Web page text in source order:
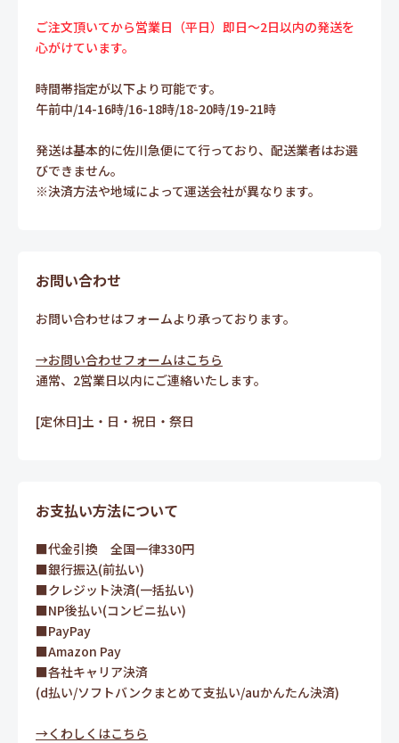
ご注文頂いてから営業日（平日）即日～2日以内の発送を
心がけています。
時間帯指定が以下より可能です。
午前中/14-16時/16-18時/18-20時/19-21時
発送は基本的に佐川急便にて行っており、配送業者はお選
びできません。
※決済方法や地域によって運送会社が異なります。
お問い合わせ
お問い合わせはフォームより承っております。
→お問い合わせフォームはこちら
通常、2営業日以内にご連絡いたします。
[定休日]土・日・祝日・祭日
お支払い方法について
■代金引換 全国一律330円
■銀行振込(前払い)
■クレジット決済(一括払い)
■NP後払い(コンビニ払い)
■PayPay
■Amazon Pay
■各社キャリア決済
(d払い/ソフトバンクまとめて支払い/auかんたん決済)
→くわしくはこちら